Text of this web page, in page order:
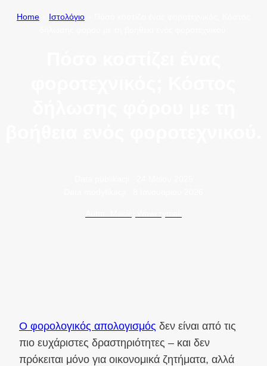
Home Ιστολόγιο
Ο φορολογικός απολογισμός δεν είναι από τις
πιο ευχάριστες δραστηριότητες – και δεν
πρόκειται μόνο για οικονομικά ζητήματα, αλλά